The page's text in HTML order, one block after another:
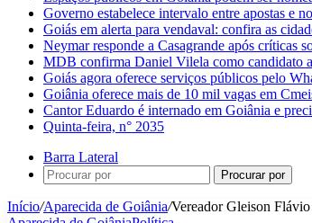
Governo estabelece intervalo entre apostas e
Goiás em alerta para vendaval: confira as
Neymar responde a Casagrande após críticas
MDB confirma Daniel Vilela como candidato
Goiás agora oferece serviços públicos pelo
Goiânia oferece mais de 10 mil vagas em
Cantor Eduardo é internado em Goiânia e
Quinta-feira, n° 2035
Barra Lateral
Procurar por
Início/Aparecida de Goiânia/Vereador Gleison